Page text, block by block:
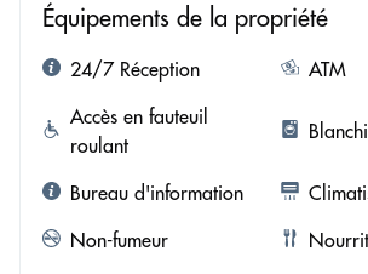
Équipements de la propriété
24/7 Réception
ATM
Accès en fauteuil
roulant
Bureau d'information
Non-fumeur